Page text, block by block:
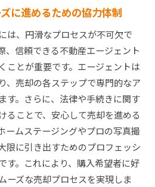
に進めるための協力体制
は、円滑なプロセスが不可欠で
、信頼できる不動産エージェント
ことが重要です。エージェントは
、売却の各ステップで専門的なア
す。さらに、法律や手続きに関す
ることで、安心して売却を進める
ームステージングやプロの写真撮
限に引き出すためのプロフェッシ
す。これにより、購入希望者に好
ーズな売却プロセスを実現しま